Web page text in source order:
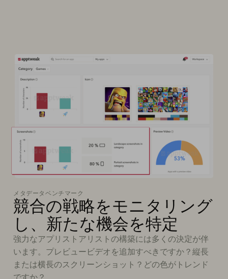
メタデータベンチマーク
競合の戦略をモニタリング
し、新たな機会を特定
強力なアプリストアリストの構築には多くの決定が伴
います。プレビュービデオを追加すべきですか？縦長
または横長のスクリーンショット？どの色がトレンド